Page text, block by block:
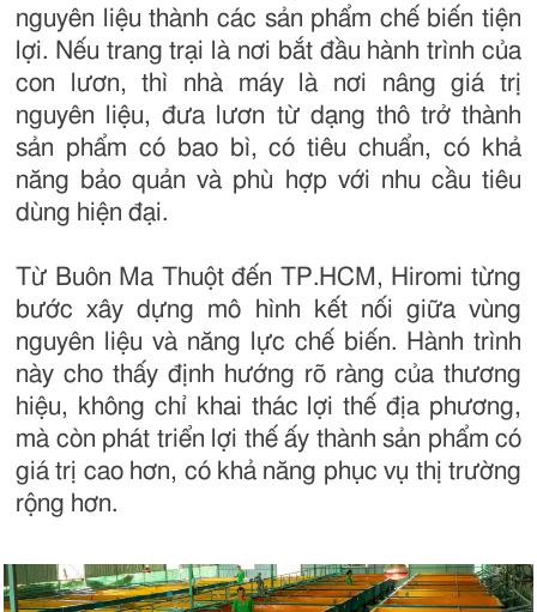
nguyên liệu thành các sản phẩm chế biến tiện
lợi. Nếu trang trại là nơi bắt đầu hành trình của
con lươn, thì nhà máy là nơi nâng giá trị
nguyên liệu, đưa lươn từ dạng thô trở thành
sản phẩm có bao bì, có tiêu chuẩn, có khả
năng bảo quản và phù hợp với nhu cầu tiêu
dùng hiện đại.
Từ Buôn Ma Thuột đến TP.HCM, Hiromi từng
bước xây dựng mô hình kết nối giữa vùng
nguyên liệu và năng lực chế biến. Hành trình
này cho thấy định hướng rõ ràng của thương
hiệu, không chỉ khai thác lợi thế địa phương,
mà còn phát triển lợi thế ấy thành sản phẩm có
giá trị cao hơn, có khả năng phục vụ thị trường
rộng hơn.